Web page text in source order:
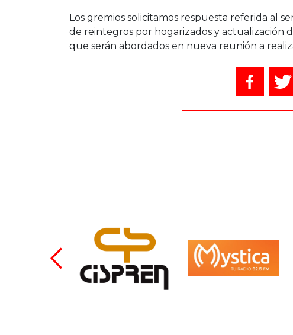
Los gremios solicitamos respuesta referida al
de reintegros por hogarizados y actualización
que serán abordados en nueva reunión a